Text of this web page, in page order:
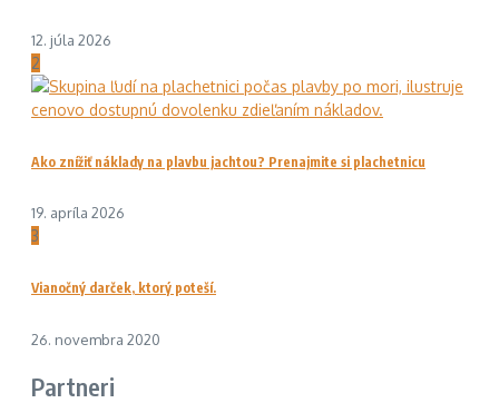
12. júla 2026
2
Ako znížiť náklady na plavbu jachtou? Prenajmite si plachetnicu
19. apríla 2026
3
Vianočný darček, ktorý poteší.
26. novembra 2020
Partneri